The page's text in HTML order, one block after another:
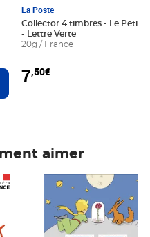
au panier
La Poste
Collector 4 timbres - Le Petit
- Lettre Verte
20g / France
7,50€
aimer
Prix 7,50€